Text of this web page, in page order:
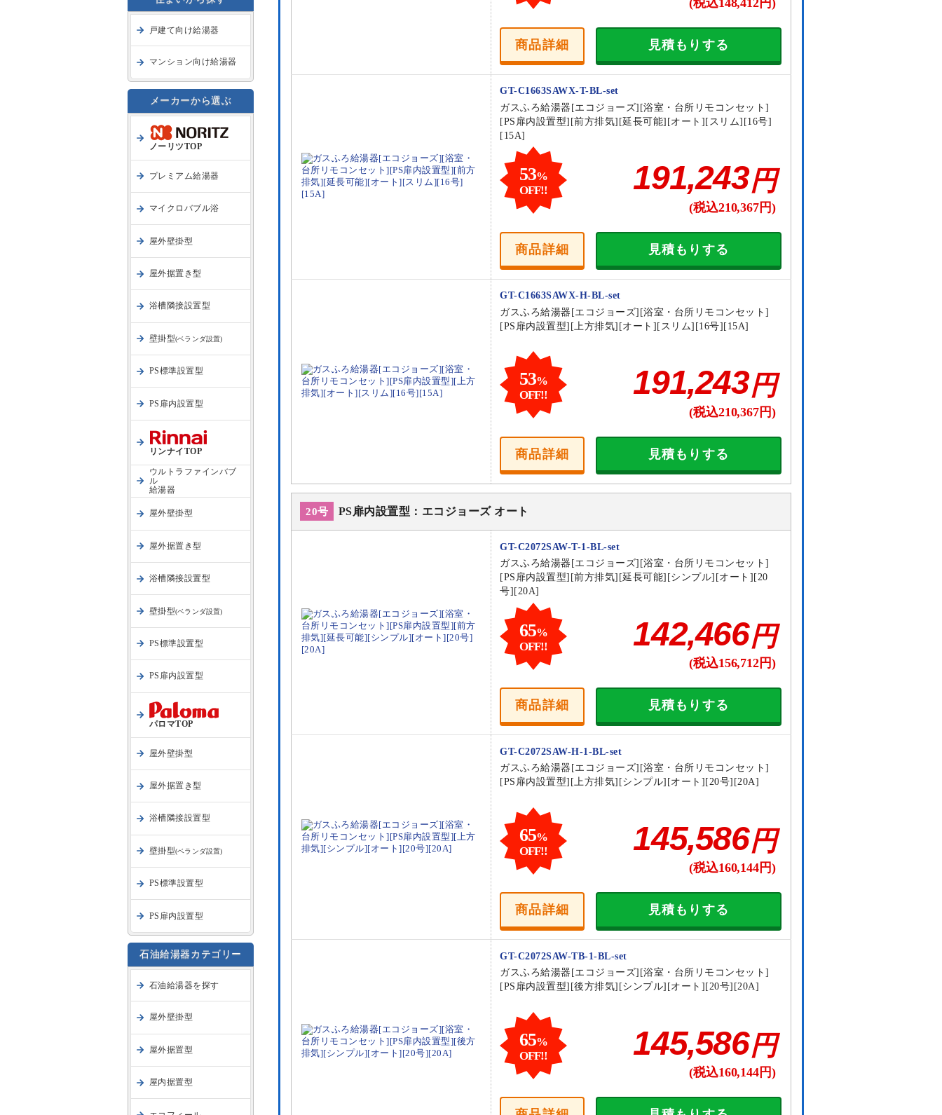
戸建て向け給湯器
マンション向け給湯器
メーカーから選ぶ
ノーリツTOP
プレミアム給湯器
マイクロバブル浴
屋外壁掛型
屋外据置き型
浴槽隣接設置型
壁掛型(ベランダ設置)
PS標準設置型
PS扉内設置型
リンナイTOP
ウルトラファインバブ
ル
給湯器
屋外壁掛型
屋外据置き型
浴槽隣接設置型
壁掛型(ベランダ設置)
PS標準設置型
PS扉内設置型
パロマTOP
屋外壁掛型
屋外据置き型
浴槽隣接設置型
壁掛型(ベランダ設置)
PS標準設置型
PS扉内設置型
石油給湯器カテゴリー
石油給湯器を探す
屋外壁掛型
屋外据置型
屋内据置型
商品詳細 見積もりする
GT-C1663SAWX-T-BL-set
ガスふろ給湯器[エコジョーズ][浴室・台所リモコンセット]
[PS扉内設置型][前方排気][延長可能][オート][スリム][16号]
[15A]
53%
OFF!!
191,243円
(税込210,367円)
商品詳細 見積もりする
GT-C1663SAWX-H-BL-set
ガスふろ給湯器[エコジョーズ][浴室・台所リモコンセット]
[PS扉内設置型][上方排気][オート][スリム][16号][15A]
53%
OFF!!
191,243円
(税込210,367円)
商品詳細 見積もりする
20号 PS扉内設置型：エコジョーズ オート
GT-C2072SAW-T-1-BL-set
ガスふろ給湯器[エコジョーズ][浴室・台所リモコンセット]
[PS扉内設置型][前方排気][延長可能][シンプル][オート][20
号][20A]
65%
OFF!!
142,466円
(税込156,712円)
商品詳細 見積もりする
GT-C2072SAW-H-1-BL-set
ガスふろ給湯器[エコジョーズ][浴室・台所リモコンセット]
[PS扉内設置型][上方排気][シンプル][オート][20号][20A]
65%
OFF!!
145,586円
(税込160,144円)
商品詳細 見積もりする
GT-C2072SAW-TB-1-BL-set
ガスふろ給湯器[エコジョーズ][浴室・台所リモコンセット]
[PS扉内設置型][後方排気][シンプル][オート][20号][20A]
65%
OFF!!
145,586円
(税込160,144円)